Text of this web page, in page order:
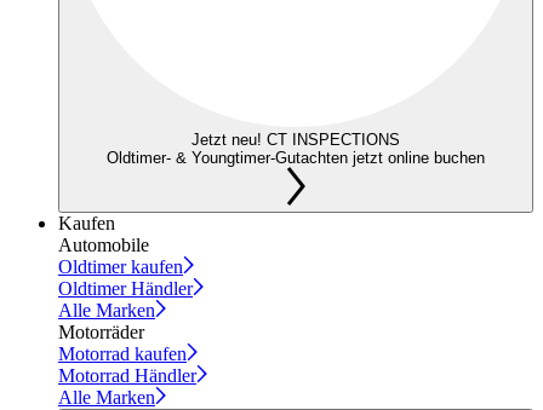
Jetzt neu! CT INSPECTIONS
Oldtimer- & Youngtimer-Gutachten jetzt online buchen
Kaufen
Automobile
Oldtimer kaufen
Oldtimer Händler
Alle Marken
Motorräder
Motorrad kaufen
Motorrad Händler
Alle Marken